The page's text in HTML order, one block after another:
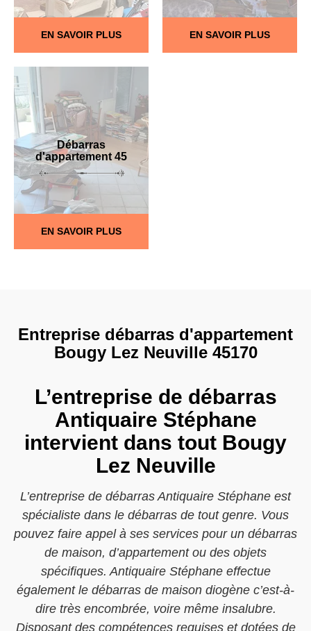
EN SAVOIR PLUS EN SAVOIR PLUS
Débarras
d'appartement 45
EN SAVOIR PLUS
Entreprise débarras d'appartement
Bougy Lez Neuville 45170
L’entreprise de débarras
Antiquaire Stéphane
intervient dans tout Bougy
Lez Neuville
L’entreprise de débarras Antiquaire Stéphane est
spécialiste dans le débarras de tout genre. Vous
pouvez faire appel à ses services pour un débarras
de maison, d’appartement ou des objets
spécifiques. Antiquaire Stéphane effectue
également le débarras de maison diogène c’est-à-
dire très encombrée, voire même insalubre.
Disposant des compétences requises et dotées de